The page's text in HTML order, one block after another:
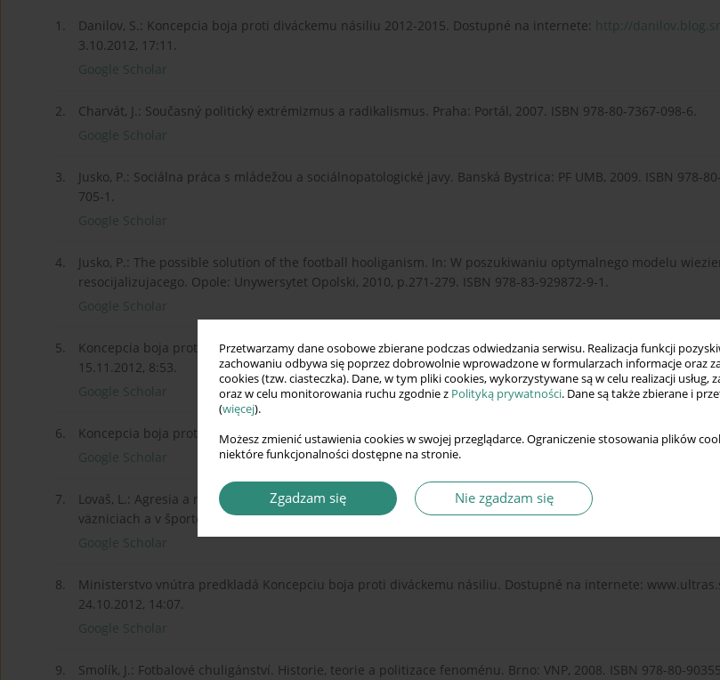
Przetwarzamy dane osobowe zbierane podczas odwiedzania serwisu. Realizacja funkcji
zachowaniu odbywa się poprzez dobrowolnie wprowadzone w formularzach informacje oraz
cookies (tzw. ciasteczka). Dane, w tym pliki cookies, wykorzystywane są w celu realizacji
oraz w celu monitorowania ruchu zgodnie z Polityką prywatności. Dane są także zbierane i
(więcej).
Możesz zmienić ustawienia cookies w swojej przeglądarce. Ograniczenie stosowania plików
niektóre funkcjonalności dostępne na stronie.
Zgadzam się Nie zgadzam się
1. Danilov, S.: Koncepcia boja proti diváckemu násiliu 2012-2015. Dostupné na internete: http://
3.10.2012, 17:11.
Google Scholar
2.
Charvát, J.: Současný politický extrémizmus a radikalismus. Praha: Portál, 2007. ISBN 978-80-7367-098-6.
Google Scholar
3.
Jusko, P.: Sociálna práca s mládežou a sociálnopatologické javy. Banská Bystrica: PF UMB, 2009. ISBN 978-
705-1.
Google Scholar
4.
Jusko, P.: The possible solution of the football hooliganism. In: W poszukiwaniu optymalnego modelu
resocijalizujacego. Opole: Unywersytet Opolski, 2010, p.271-279. ISBN 978-83-929872-9-1.
Google Scholar
5. Koncepcia boja proti diváckemu násiliu na roky 2012 – 2015. Dostupné na internete:https://lt.justice.gov.sk,
15.11.2012, 8:53.
Google Scholar
6.
Koncepcia boja proti extrémizmu na roky 2011 – 2014. Dostupné na internete: www.minv.sk, 29.10.2012,
Google Scholar
7.
Lovaš, L.: Agresia a násilie. Psychológia ľudskej agresie a jej podoby v domácom prostredí, v škole, v práci, vo
väzniciach a v športe. Bratislava: IKAR, 2010. ISBN 978-80-551-1752-2.
Google Scholar
8.
Ministerstvo vnútra predkladá Koncepciu boja proti diváckemu násiliu. Dostupné na internete:
24.10.2012, 14:07.
Google Scholar
9.
Smolík, J.: Fotbalové chuligánství. Historie, teorie a politizace fenoménu. Brno: VNP, 2008. ISBN 978-80-